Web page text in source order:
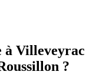
à Villeveyrac
?